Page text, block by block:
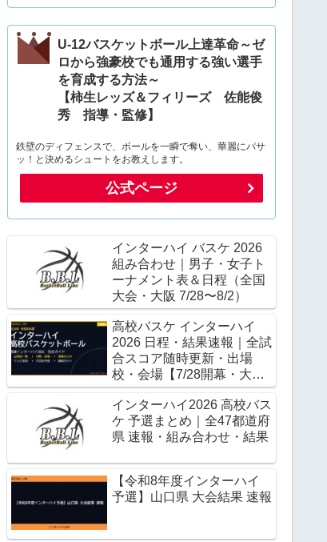
U-12バスケットボール上達革命～ゼ
ロから強豪校でも通用する強い選手
を育成する方法～
【柿生レッズ＆フィリーズ 佐能俊
秀 指導・監修】
鉄壁のディフェンスで、ボールを一瞬で奪い、華麗にパサ
ッ！と決めるシュートをお教えします。
公式ページ
インターハイ バスケ 2026
組み合わせ｜男子・女子ト
ーナメント表＆日程（全国
大会・大阪 7/28〜8/2）
高校バスケ インターハイ
2026 日程・結果速報｜全試
合スコア随時更新・出場
校・会場【7/28開幕・大
阪】
インターハイ2026 高校バス
ケ 予選まとめ｜全47都道府
県 速報・組み合わせ・結果
【令和8年度インターハイ
予選】山口県 大会結果 速報